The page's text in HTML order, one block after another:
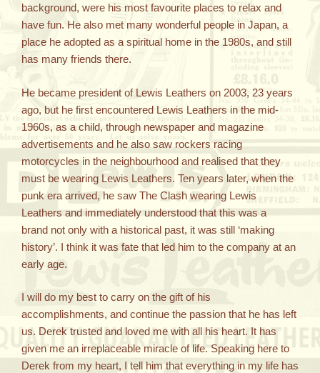
background, were his most favourite places to relax and
have fun. He also met many wonderful people in Japan, a
place he adopted as a spiritual home in the 1980s, and still
has many friends there.
He became president of Lewis Leathers on 2003, 23 years
ago, but he first encountered Lewis Leathers in the mid-
1960s, as a child, through newspaper and magazine
advertisements and he also saw rockers racing
motorcycles in the neighbourhood and realised that they
must be wearing Lewis Leathers. Ten years later, when the
punk era arrived, he saw The Clash wearing Lewis
Leathers and immediately understood that this was a
brand not only with a historical past, it was still ‘making
history’. I think it was fate that led him to the company at an
early age.
I will do my best to carry on the gift of his
accomplishments, and continue the passion that he has left
us. Derek trusted and loved me with all his heart. It has
given me an irreplaceable miracle of life. Speaking here to
Derek from my heart, I tell him that everything in my life has